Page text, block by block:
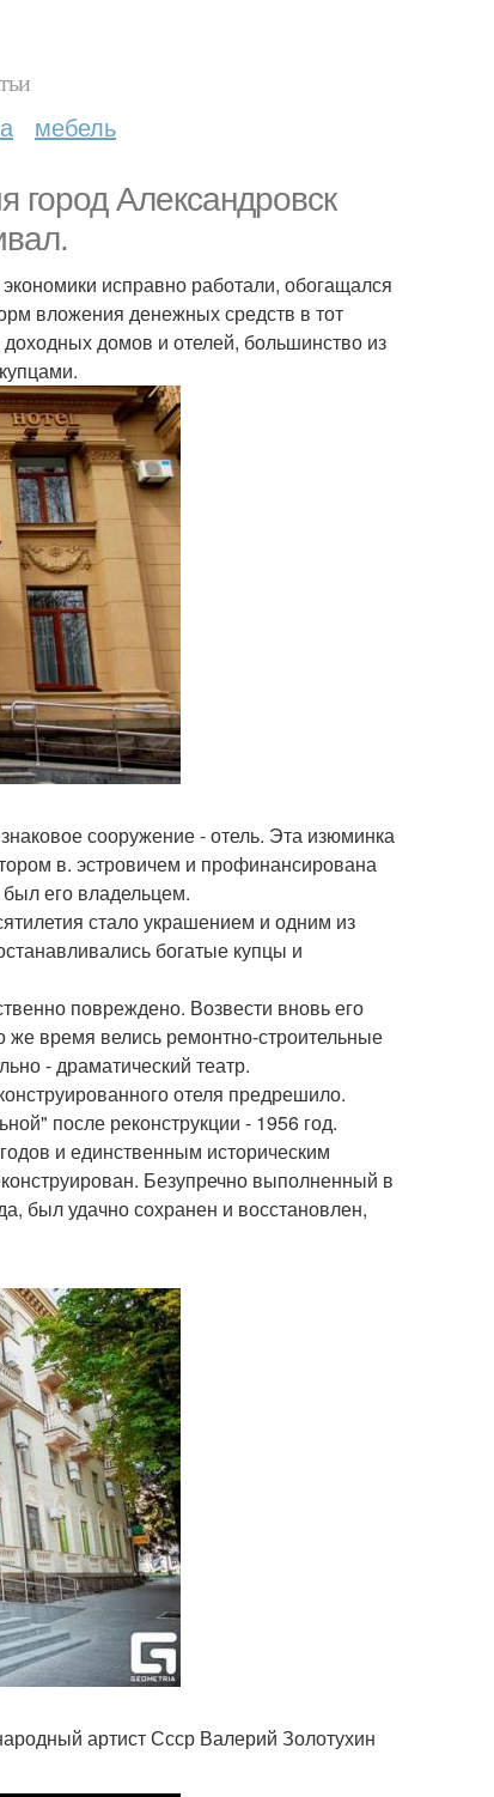
мебель
город Александровск
исправно работали, обогащался
вложения денежных средств в тот
домов и отелей, большинство из
сооружение - отель. Эта изюминка
в. эстровичем и профинансирована
его владельцем.
стало украшением и одним из
богатые купцы и
повреждено. Возвести вновь его
же время велись ремонтно-строительные
- драматический театр.
отеля предрешило.
после реконструкции - 1956 год.
и единственным историческим
Безупречно выполненный в
был удачно сохранен и восстановлен,
артист Ссср Валерий Золотухин